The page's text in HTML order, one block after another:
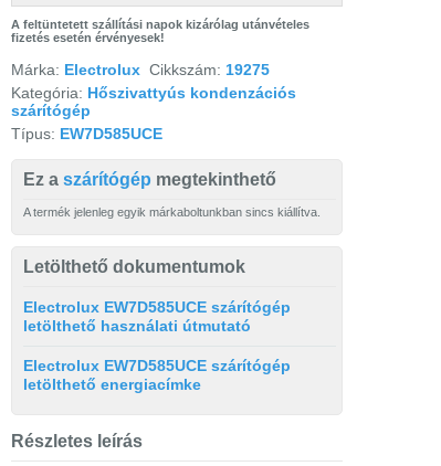
A feltüntetett szállítási napok kizárólag utánvételes
fizetés esetén érvényesek!
Márka: Electrolux Cikkszám: 19275
Kategória: Hőszivattyús kondenzációs
szárítógép
Típus: EW7D585UCE
Ez a szárítógép megtekinthető
A termék jelenleg egyik márkaboltunkban sincs kiállítva.
Letölthető dokumentumok
Electrolux EW7D585UCE szárítógép
letölthető használati útmutató
Electrolux EW7D585UCE szárítógép
letölthető energiacímke
Részletes leírás